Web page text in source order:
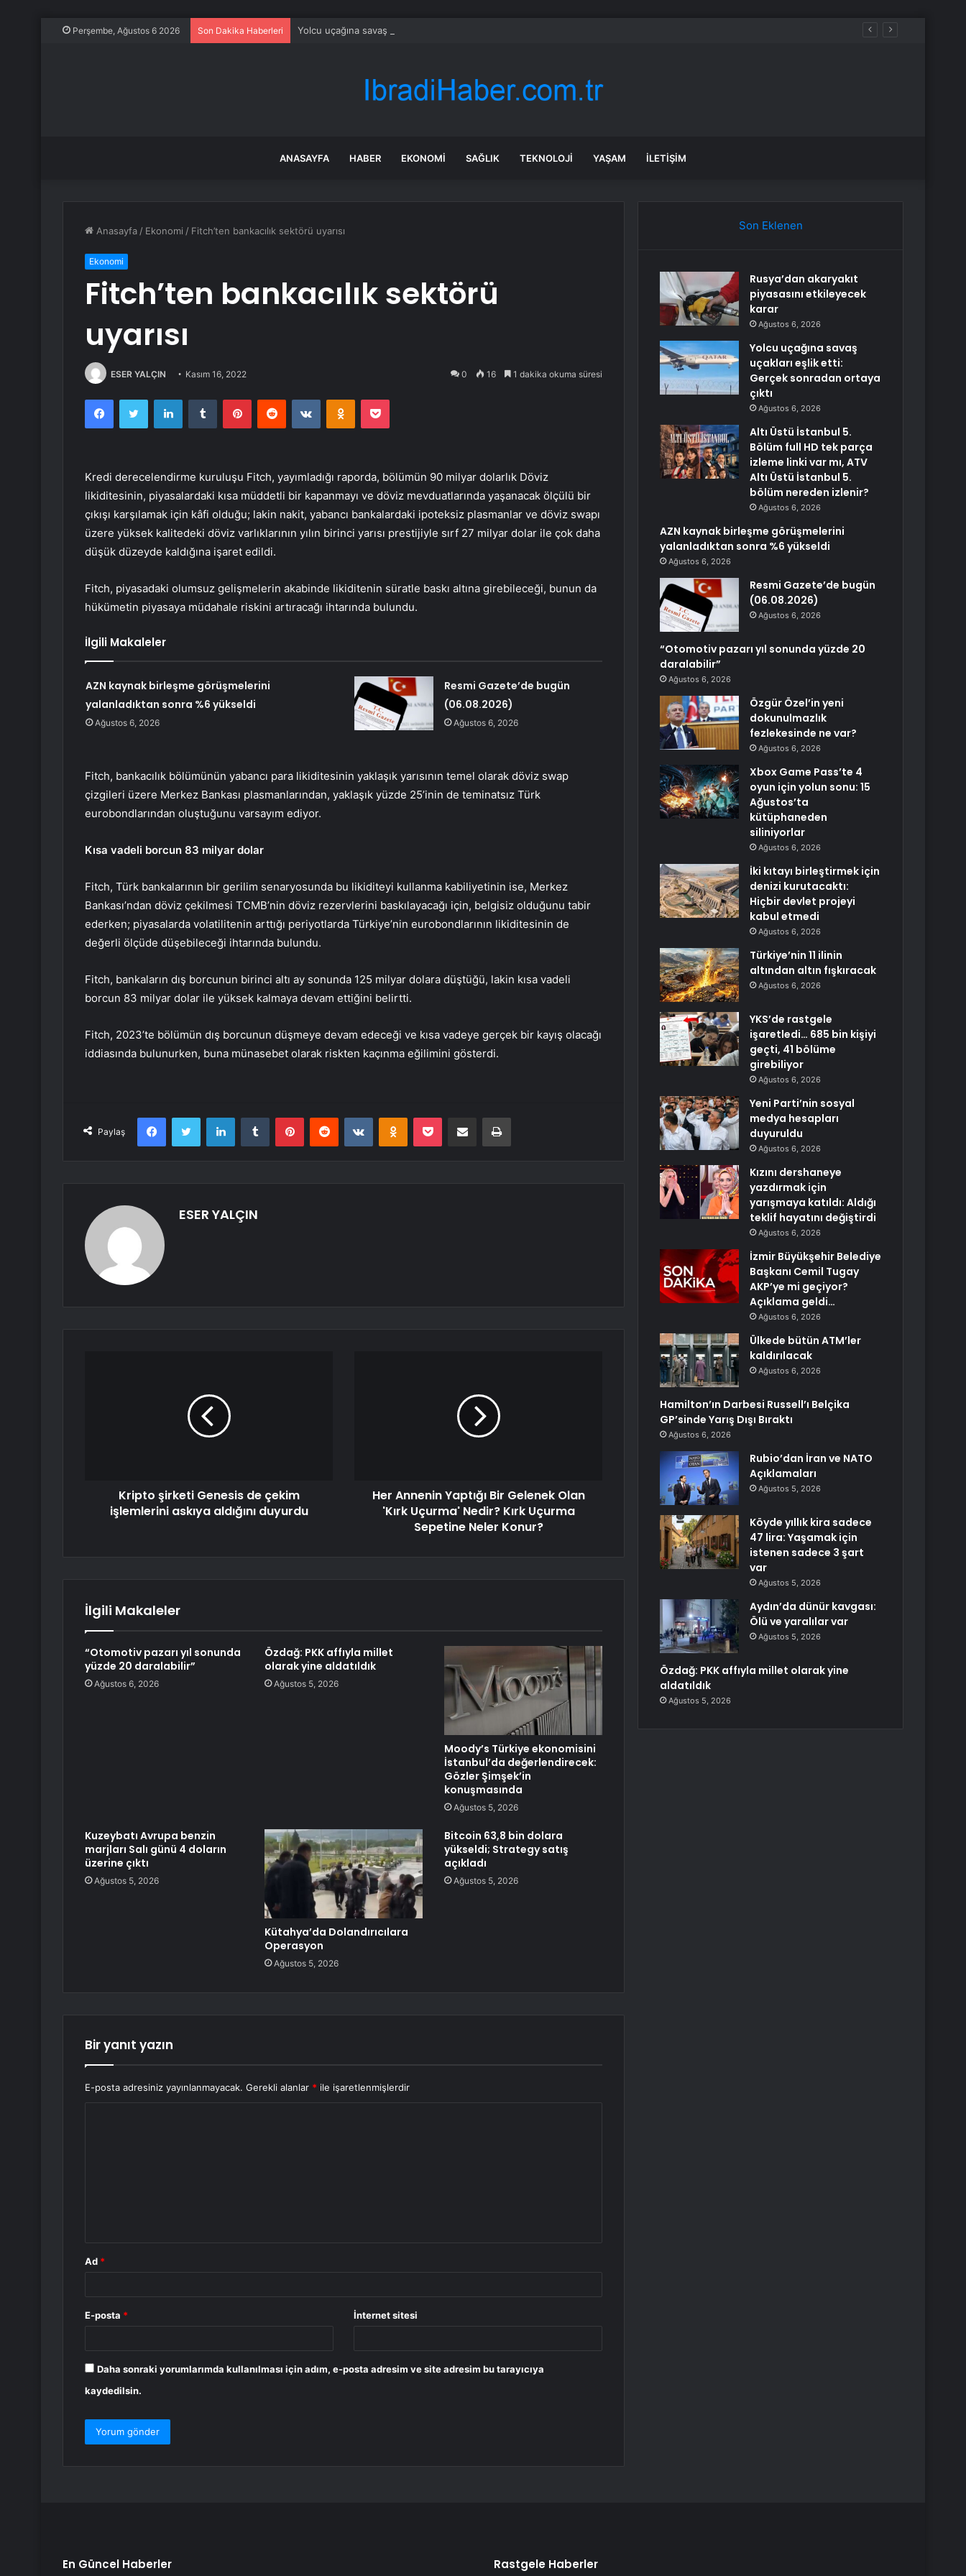
Perşembe, Ağustos 6 2026 Son Dakika Haberleri Yolcu uçağına savaş uçakları eşlik etti: Gerçek sonradan ortaya çıktı
ANASAYFA HABER EKONOMI SAĞLIK TEKNOLOJI YAŞAM İLETIŞIM
Anasayfa / Ekonomi / Fitch’ten bankacılık sektörü uyarısı
Ekonomi
Fitch’ten bankacılık sektörü
uyarısı
ESER YALÇIN Kasım 16, 2022 0 16 1 dakika okuma süresi
FacebookTwitter LinkedInTumblr PinterestReddit VKontakteOdnoklassniki
Pocket
Kredi derecelendirme kuruluşu Fitch, yayımladığı raporda, bölümün 90 milyar dolarlık Döviz
likiditesinin, piyasalardaki kısa müddetli bir kapanmayı ve döviz mevduatlarında yaşanacak ölçülü bir
çıkışı karşılamak için kâfi olduğu; lakin nakit, yabancı bankalardaki ipoteksiz plasmanlar ve döviz swapı
üzere yüksek kalitedeki döviz varlıklarının yılın birinci yarısı prestijiyle sırf 27 milyar dolar ile çok daha
düşük düzeyde kaldığına işaret edildi.
Fitch, piyasadaki olumsuz gelişmelerin akabinde likiditenin süratle baskı altına girebileceği, bunun da
hükümetin piyasaya müdahale riskini artıracağı ihtarında bulundu.
İlgili Makaleler
AZN kaynak birleşme görüşmelerini
yalanladıktan sonra %6 yükseldi
Ağustos 6, 2026
Resmi Gazete’de bugün
(06.08.2026)
Ağustos 6, 2026
Fitch, bankacılık bölümünün yabancı para likiditesinin yaklaşık yarısının temel olarak döviz swap
çizgileri üzere Merkez Bankası plasmanlarından, yaklaşık yüzde 25’inin de teminatsız Türk
eurobondlarından oluştuğunu varsayım ediyor.
Kısa vadeli borcun 83 milyar dolar
Fitch, Türk bankalarının bir gerilim senaryosunda bu likiditeyi kullanma kabiliyetinin ise, Merkez
Bankası’ndan döviz çekilmesi TCMB’nin döviz rezervlerini baskılayacağı için, belgisiz olduğunu tabir
ederken; piyasalarda volatilitenin arttığı periyotlarda Türkiye’nin eurobondlarının likiditesinin de
değerli ölçüde düşebileceği ihtarında bulundu.
Fitch, bankaların dış borcunun birinci altı ay sonunda 125 milyar dolara düştüğü, lakin kısa vadeli
borcun 83 milyar dolar ile yüksek kalmaya devam ettiğini belirtti.
Fitch, 2023’te bölümün dış borcunun düşmeye devam edeceği ve kısa vadeye gerçek bir kayış olacağı
iddiasında bulunurken, buna münasebet olarak riskten kaçınma eğilimini gösterdi.
Paylaş
FacebookTwitter LinkedInTumblr PinterestReddit VKontakteOdnoklassniki
Pocket E-Posta ile paylaş Yazdır
ESER YALÇIN
Kripto şirketi Genesis de çekim
işlemlerini askıya aldığını duyurdu
Her Annenin Yaptığı Bir Gelenek Olan
'Kırk Uçurma' Nedir? Kırk Uçurma
Sepetine Neler Konur?
İlgili Makaleler
“Otomotiv pazarı yıl sonunda
yüzde 20 daralabilir”
Ağustos 6, 2026
Özdağ: PKK affıyla millet
olarak yine aldatıldık
Ağustos 5, 2026
Moody’s Türkiye ekonomisini
İstanbul’da değerlendirecek:
Gözler Şimşek’in
konuşmasında
Ağustos 5, 2026
Kuzeybatı Avrupa benzin
marjları Salı günü 4 doların
üzerine çıktı
Ağustos 5, 2026
Kütahya’da Dolandırıcılara
Operasyon
Ağustos 5, 2026
Bitcoin 63,8 bin dolara
yükseldi; Strategy satış
açıkladı
Ağustos 5, 2026
Bir yanıt yazın
E-posta adresiniz yayınlanmayacak. Gerekli alanlar * ile işaretlenmişlerdir
Ad *
E-posta * İnternet sitesi
Daha sonraki yorumlarımda kullanılması için adım, e-posta adresim ve site adresim bu tarayıcıya
kaydedilsin.
Son Eklenen
Rusya’dan akaryakıt
piyasasını etkileyecek
karar
Ağustos 6, 2026
Yolcu uçağına savaş
uçakları eşlik etti:
Gerçek sonradan ortaya
çıktı
Ağustos 6, 2026
Altı Üstü İstanbul 5.
Bölüm full HD tek parça
izleme linki var mı, ATV
Altı Üstü İstanbul 5.
bölüm nereden izlenir?
Ağustos 6, 2026
AZN kaynak birleşme görüşmelerini
yalanladıktan sonra %6 yükseldi
Ağustos 6, 2026
Resmi Gazete’de bugün
(06.08.2026)
Ağustos 6, 2026
“Otomotiv pazarı yıl sonunda yüzde 20
daralabilir”
Ağustos 6, 2026
Özgür Özel’in yeni
dokunulmazlık
fezlekesinde ne var?
Ağustos 6, 2026
Xbox Game Pass’te 4
oyun için yolun sonu: 15
Ağustos’ta
kütüphaneden
siliniyorlar
Ağustos 6, 2026
İki kıtayı birleştirmek için
denizi kurutacaktı:
Hiçbir devlet projeyi
kabul etmedi
Ağustos 6, 2026
Türkiye’nin 11 ilinin
altından altın fışkıracak
Ağustos 6, 2026
YKS’de rastgele
işaretledi… 685 bin kişiyi
geçti, 41 bölüme
girebiliyor
Ağustos 6, 2026
Yeni Parti’nin sosyal
medya hesapları
duyuruldu
Ağustos 6, 2026
Kızını dershaneye
yazdırmak için
yarışmaya katıldı: Aldığı
teklif hayatını değiştirdi
Ağustos 6, 2026
İzmir Büyükşehir Belediye
Başkanı Cemil Tugay
AKP’ye mi geçiyor?
Açıklama geldi…
Ağustos 6, 2026
Ülkede bütün ATM’ler
kaldırılacak
Ağustos 6, 2026
Hamilton’ın Darbesi Russell’ı Belçika
GP’sinde Yarış Dışı Bıraktı
Ağustos 6, 2026
Rubio’dan İran ve NATO
Açıklamaları
Ağustos 5, 2026
Köyde yıllık kira sadece
47 lira: Yaşamak için
istenen sadece 3 şart
var
Ağustos 5, 2026
Aydın’da dünür kavgası:
Ölü ve yaralılar var
Ağustos 5, 2026
Özdağ: PKK affıyla millet olarak yine
aldatıldık
Ağustos 5, 2026
En Güncel Haberler Rastgele Haberler